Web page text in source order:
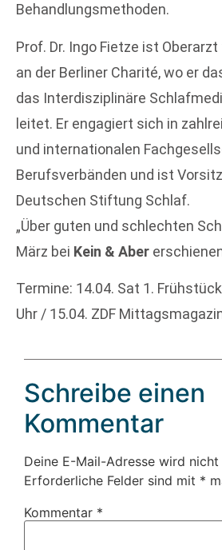
Behandlungsmethoden.
Prof. Dr. Ingo Fietze ist
an der Berliner Charité, wo er
das Interdisziplinäre
leitet. Er engagiert sich in
und internationalen
Berufsverbänden und ist
Deutschen Stiftung Schlaf.
„Über guten und schlechten
März bei Kein & Aber
Termine: 14.04. Sat 1.
Uhr / 15.04. ZDF
Schreibe einen
Kommentar
Deine E-Mail-Adresse wird
Erforderliche Felder sind mit *
Kommentar *